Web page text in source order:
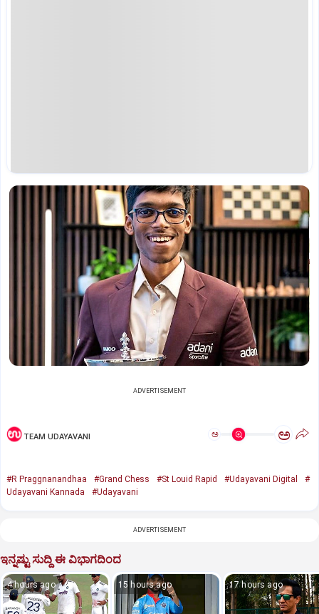
ADVERTISEMENT
TEAM UDAYAVANI ಅ ಅ
#R Praggnanandhaa #Grand Chess #St Louid Rapid #Udayavani Digital
#
Udayavani Kannada
#Udayavani
ADVERTISEMENT
ಇನ್ನಷ್ಟು ಸುದ್ದಿ ಈ ವಿಭಾಗದಿಂದ
4 hours ago 15 hours ago 17 hours ago